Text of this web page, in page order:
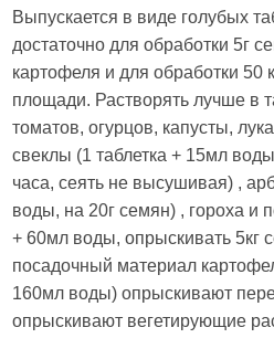
Выпускается в виде голубых
достаточно для обработки 5г
картофеля и для обработки 50
площади. Растворять лучше в
томатов, огурцов, капусты,
свеклы (1 таблетка + 15мл
часа, сеять не высушивая) ,
воды, на 20г семян) , гороха и
+ 60мл воды, опрыскивать 5кг
посадочный материал
160мл воды) опрыскивают
опрыскивают вегетирующие